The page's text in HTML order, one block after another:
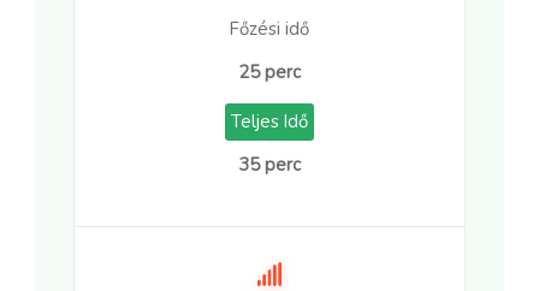
Főzési idő
25 perc
Teljes Idő
35 perc